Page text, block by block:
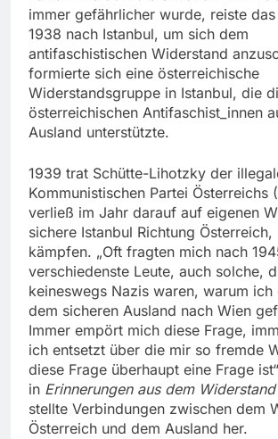
immer gefährlicher wurde, reiste das
1938 nach Istanbul, um sich dem
antifaschistischen Widerstand
formierte sich eine österreichische
Widerstandsgruppe in Istanbul, die
österreichischen Antifaschist_innen
Ausland unterstützte.
1939 trat Schütte-Lihotzky der
Kommunistischen Partei Österreichs
verließ im Jahr darauf auf eigenen
sichere Istanbul Richtung
kämpfen. „Oft fragten mich nach
verschiedenste Leute, auch solche,
keineswegs Nazis waren, warum ich
dem sicheren Ausland nach Wien
Immer empört mich diese Frage,
ich entsetzt über die mir so fremde
diese Frage überhaupt eine Frage
in Erinnerungen aus dem Widerstand
stellte Verbindungen zwischen dem
Österreich und dem Ausland her.